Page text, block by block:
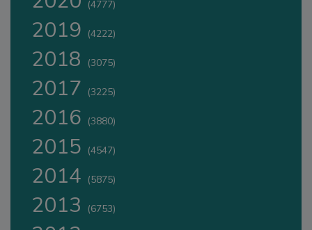
(4777)
2019 (4222)
2018 (3075)
2017 (3225)
2016 (3880)
2015 (4547)
2014 (5875)
2013 (6753)